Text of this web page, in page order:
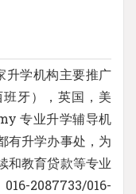
升学机构主要推广
牙），英国，美
专业升学辅导机
有升学办事处，为
和教育贷款等专业
2087733/016-